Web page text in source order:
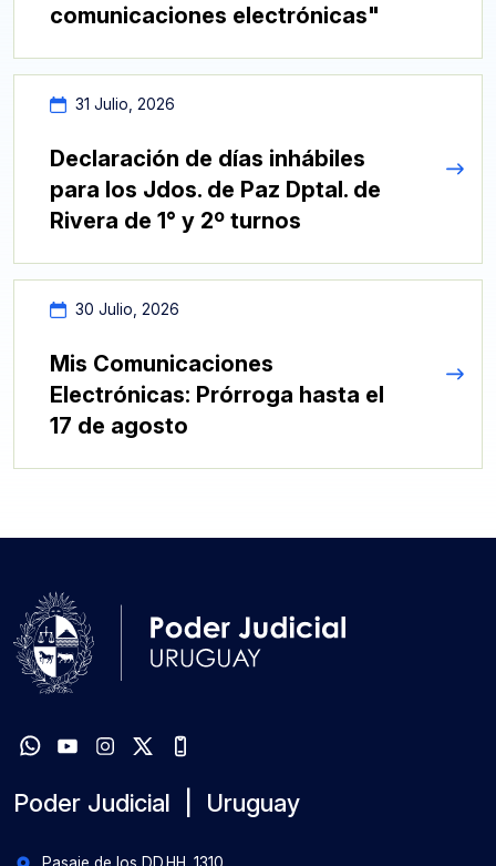
comunicaciones electrónicas"
31 Julio, 2026
Declaración de días inhábiles
para los Jdos. de Paz Dptal. de
Rivera de 1° y 2º turnos
30 Julio, 2026
Mis Comunicaciones
Electrónicas: Prórroga hasta el
17 de agosto
Poder Judicial | Uruguay